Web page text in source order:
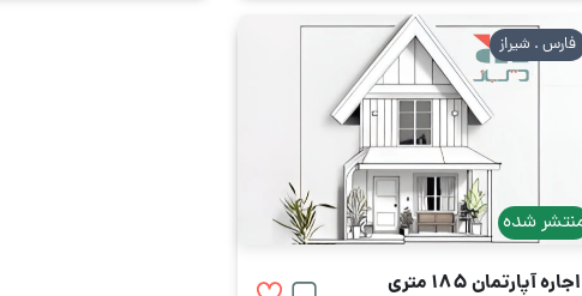
شده
فارس . شیراز
اجاره آپارتمان 185 متری